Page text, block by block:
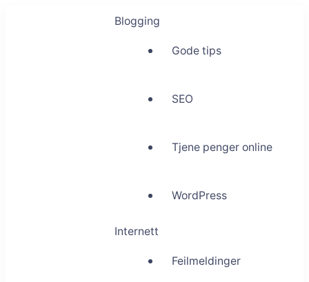
Blogging
Gode tips
SEO
Tjene penger online
WordPress
Internett
Feilmeldinger